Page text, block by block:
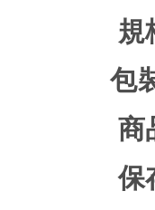
規
包
商
保